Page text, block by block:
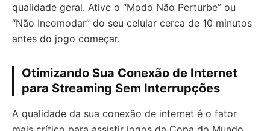
qualidade geral. Ative o “Modo Não Perturbe” ou
“Não Incomodar” do seu celular cerca de 10 minutos
antes do jogo começar.
Otimizando Sua Conexão de Internet
para Streaming Sem Interrupções
A qualidade da sua conexão de internet é o fator